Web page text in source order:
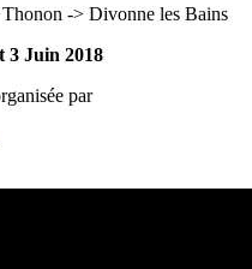
-> Divonne les Bains
3 Juin 2018
par